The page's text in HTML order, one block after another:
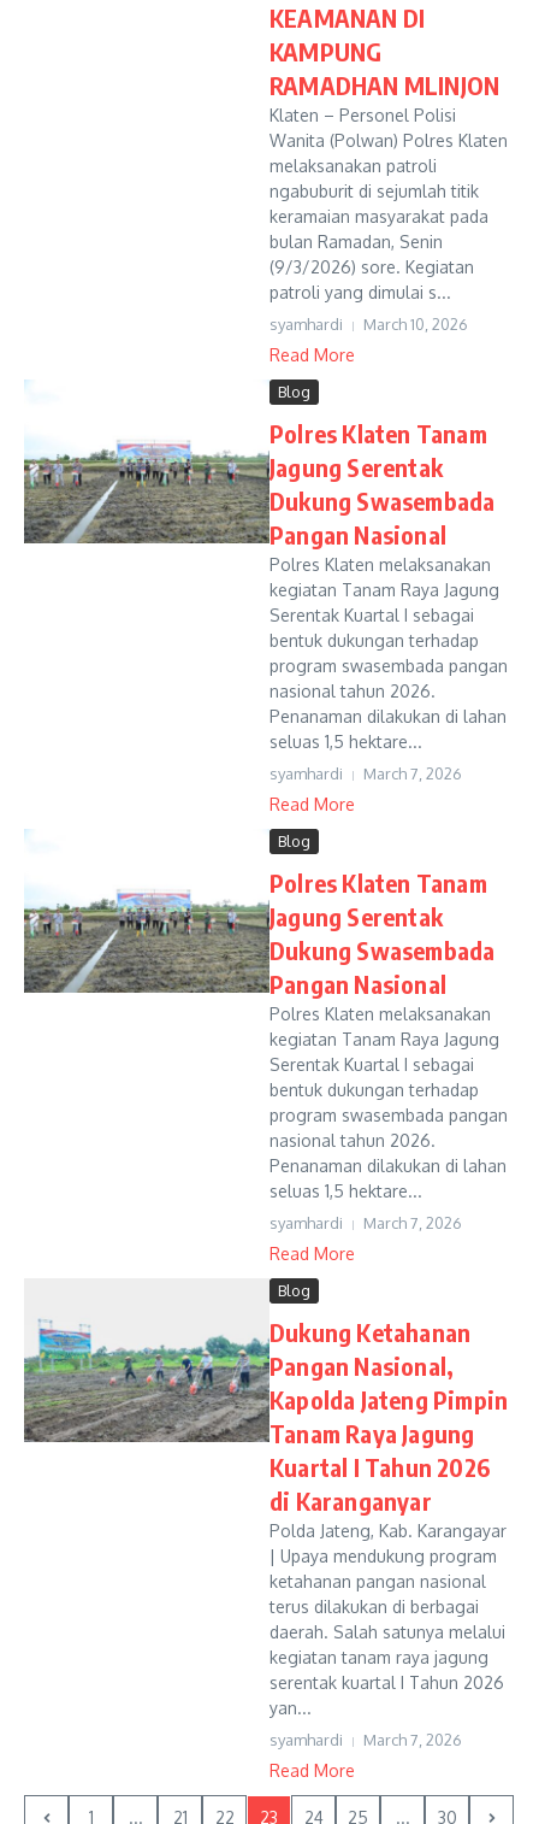
KEAMANAN DI
KAMPUNG
RAMADHAN MLINJON
Klaten – Personel Polisi
Wanita (Polwan) Polres Klaten
melaksanakan patroli
ngabuburit di sejumlah titik
keramaian masyarakat pada
bulan Ramadan, Senin
(9/3/2026) sore. Kegiatan
patroli yang dimulai s...
syamhardi March 10, 2026
Read More
Blog
Polres Klaten Tanam
Jagung Serentak
Dukung Swasembada
Pangan Nasional
Polres Klaten melaksanakan
kegiatan Tanam Raya Jagung
Serentak Kuartal I sebagai
bentuk dukungan terhadap
program swasembada pangan
nasional tahun 2026.
Penanaman dilakukan di lahan
seluas 1,5 hektare...
syamhardi March 7, 2026
Read More
Blog
Polres Klaten Tanam
Jagung Serentak
Dukung Swasembada
Pangan Nasional
Polres Klaten melaksanakan
kegiatan Tanam Raya Jagung
Serentak Kuartal I sebagai
bentuk dukungan terhadap
program swasembada pangan
nasional tahun 2026.
Penanaman dilakukan di lahan
seluas 1,5 hektare...
syamhardi March 7, 2026
Read More
Blog
Dukung Ketahanan
Pangan Nasional,
Kapolda Jateng Pimpin
Tanam Raya Jagung
Kuartal I Tahun 2026
di Karanganyar
Polda Jateng, Kab. Karangayar
| Upaya mendukung program
ketahanan pangan nasional
terus dilakukan di berbagai
daerah. Salah satunya melalui
kegiatan tanam raya jagung
serentak kuartal I Tahun 2026
yan...
syamhardi March 7, 2026
Read More
1 ... 21 22 23 24 25 ... 30